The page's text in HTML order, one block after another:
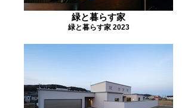
緑と暮らす家
緑と暮らす家 2023